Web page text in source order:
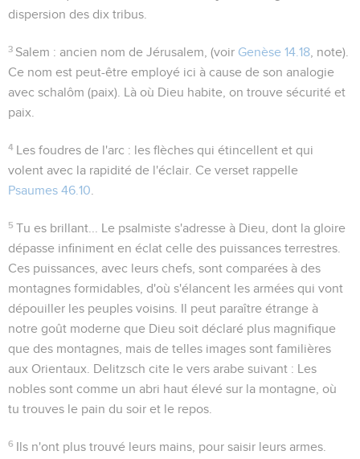
dispersion des dix tribus.
3 Salem : ancien nom de Jérusalem, (voir Genèse 14.18 , note).
Ce nom est peut-être employé ici à cause de son analogie
avec schalôm (paix). Là où Dieu habite, on trouve sécurité et
paix.
4 Les foudres de l'arc : les flèches qui étincellent et qui
volent avec la rapidité de l'éclair. Ce verset rappelle
Psaumes 46.10
5 Tu es brillant...
Le psalmiste s'adresse à Dieu, dont la gloire
dépasse infiniment en éclat celle des puissances terrestres.
Ces puissances, avec leurs chefs, sont comparées à des
montagnes formidables, d'où s'élancent les armées qui vont
dépouiller les peuples voisins. Il peut paraître étrange à
notre goût moderne que Dieu soit déclaré plus magnifique
que des montagnes, mais de telles images sont familières
aux Orientaux. Delitzsch cite le vers arabe suivant : Les
nobles sont comme un abri haut élevé sur la montagne, où
tu trouves le pain du soir et le repos.
6 Ils n'ont plus trouvé leurs mains , pour saisir leurs armes.